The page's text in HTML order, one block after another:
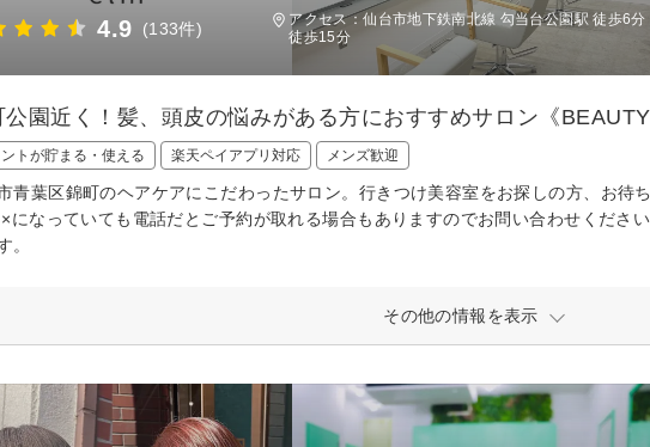
4.9 (133件)
アクセス：仙台市地下鉄南北線 勾当台公園駅 徒歩6
徒歩15分
公園近く！髪、頭皮の悩みがある方におすすめサロン《BEAUTY
トが貯まる・使える 楽天ペイアプリ対応 メンズ歓迎
青葉区錦町のヘアケアにこだわったサロン。行きつけ美容室をお探しの方、お待
になっていても電話だとご予約が取れる場合もありますのでお問い合わせくださ
。
その他の情報を表示